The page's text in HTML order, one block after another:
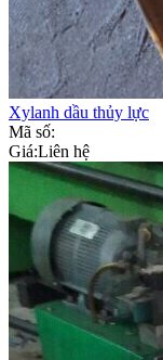
Xylanh dầu thủy lực
Mã số:
Giá:Liên hệ